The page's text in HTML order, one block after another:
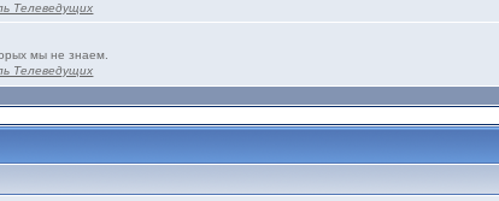
Телеведущих
мы не знаем.
Телеведущих